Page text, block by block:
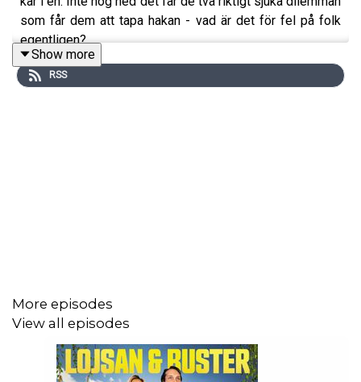
som får dem att tapa hakan - vad är det för fel på folk
egentligen?
Show more
RSS
More episodes
View all episodes